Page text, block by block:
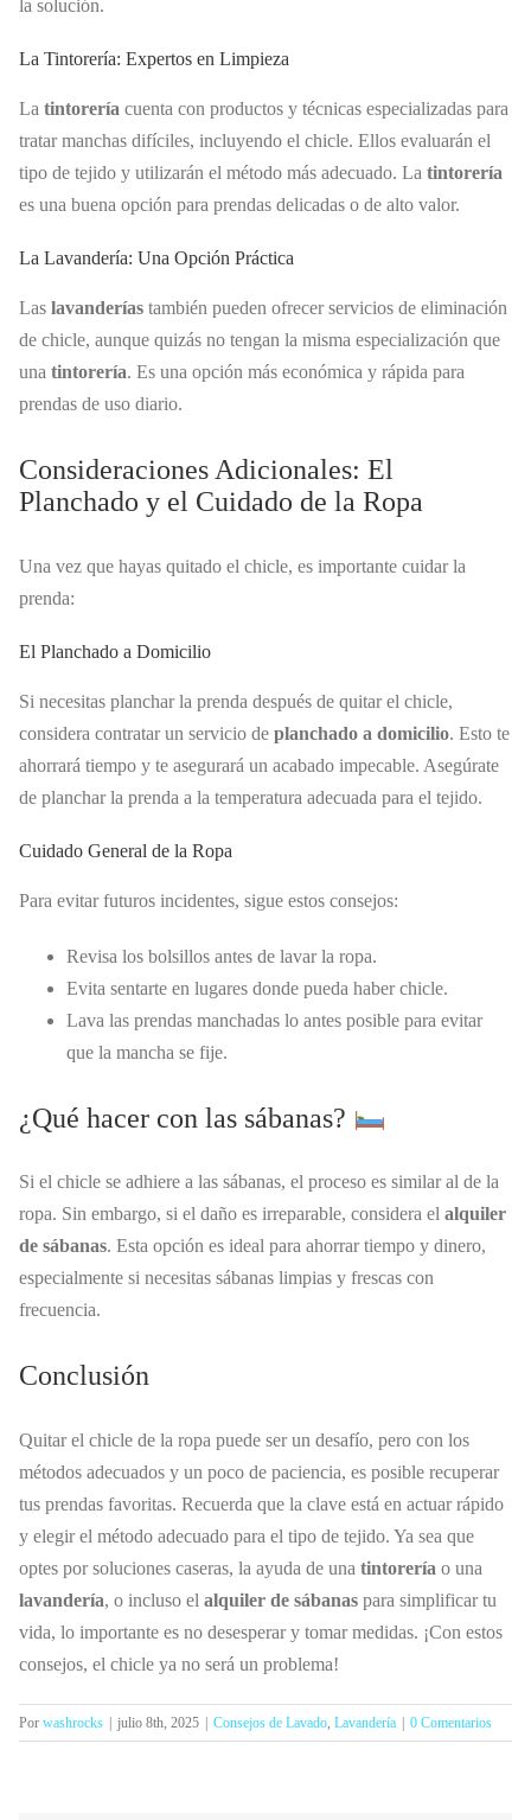
la solución.
La Tintorería: Expertos en Limpieza
La tintorería cuenta con productos y técnicas especializadas para
tratar manchas difíciles, incluyendo el chicle. Ellos evaluarán el
tipo de tejido y utilizarán el método más adecuado. La tintorería
es una buena opción para prendas delicadas o de alto valor.
La Lavandería: Una Opción Práctica
Las lavanderías también pueden ofrecer servicios de eliminación
de chicle, aunque quizás no tengan la misma especialización que
una tintorería. Es una opción más económica y rápida para
prendas de uso diario.
Consideraciones Adicionales: El
Planchado y el Cuidado de la Ropa
Una vez que hayas quitado el chicle, es importante cuidar la
prenda:
El Planchado a Domicilio
Si necesitas planchar la prenda después de quitar el chicle,
considera contratar un servicio de planchado a domicilio. Esto te
ahorrará tiempo y te asegurará un acabado impecable. Asegúrate
de planchar la prenda a la temperatura adecuada para el tejido.
Cuidado General de la Ropa
Para evitar futuros incidentes, sigue estos consejos:
Revisa los bolsillos antes de lavar la ropa.
Evita sentarte en lugares donde pueda haber chicle.
Lava las prendas manchadas lo antes posible para evitar
que la mancha se fije.
¿Qué hacer con las sábanas?
Si el chicle se adhiere a las sábanas, el proceso es similar al de la
ropa. Sin embargo, si el daño es irreparable, considera el alquiler
de sábanas. Esta opción es ideal para ahorrar tiempo y dinero,
especialmente si necesitas sábanas limpias y frescas con
frecuencia.
Conclusión
Quitar el chicle de la ropa puede ser un desafío, pero con los
métodos adecuados y un poco de paciencia, es posible recuperar
tus prendas favoritas. Recuerda que la clave está en actuar rápido
y elegir el método adecuado para el tipo de tejido. Ya sea que
optes por soluciones caseras, la ayuda de una tintorería o una
lavandería, o incluso el alquiler de sábanas para simplificar tu
vida, lo importante es no desesperar y tomar medidas. ¡Con estos
consejos, el chicle ya no será un problema!
Por washrocks | julio 8th, 2025 | Consejos de Lavado Lavandería | 0 Comentarios